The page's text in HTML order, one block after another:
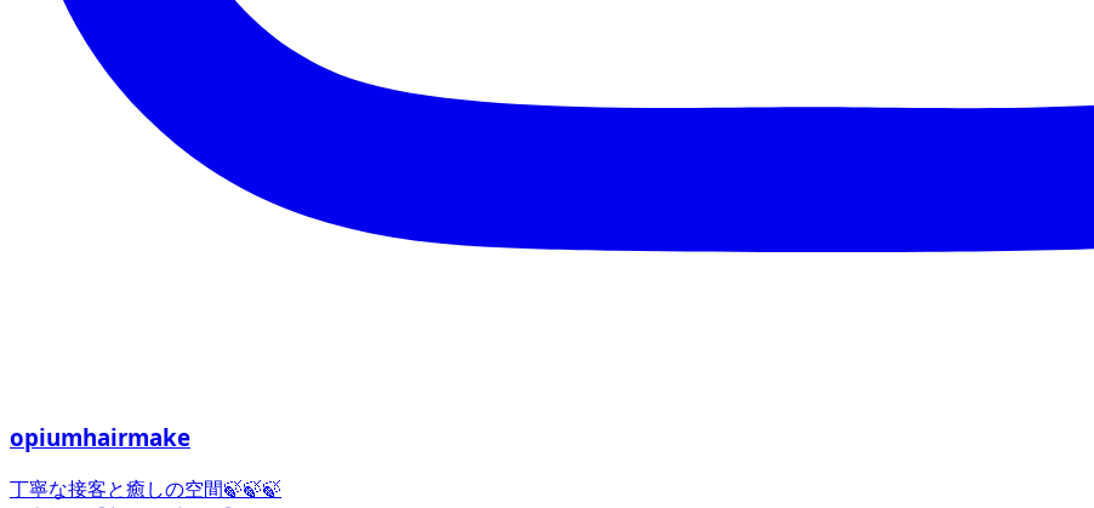
opiumhairmake
丁寧な接客と癒しの空間🍃🍃🍃